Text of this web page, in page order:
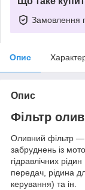
Замовлення
Опис
Опис
Фільтр
Оливний фільтр —
забруднень із
гідравлічних
передач, рідина
керування) та ін.